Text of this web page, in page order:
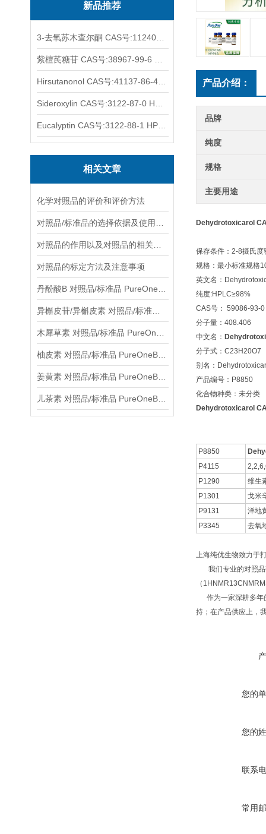
新品推荐
相关文章
化学对照品的评价和评价方法
对照品的标定方法及注意事项
产品介绍：
品牌
纯度
规格
主要用途
Dehydrotoxicarol
保存条件：2-8摄氏度
规格：最小标准规格
英文名：
纯度:HPLC≥98%
CAS号： 59086-93-0
分子量：408.406
中文名：
分子式：C23H20O7
别名：
产品编号：P8850
化合物种类：未分类
Dehydrotoxicarol
P8850
P4115
P1290
维生
P1301
戈米
P9131
洋地
P3345
去氧
上海纯优生物致力于
我们专业的对照品
（
作为一家深耕多年
持；在产品供应上，
您的
您的
联系
常用